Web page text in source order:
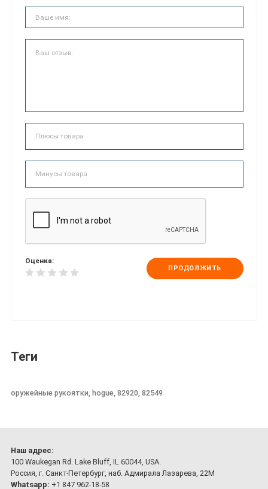
Оценка:
ПРОДОЛЖИТЬ
Теги
оружейные рукоятки, hogue, 82920, 82549
Наш адрес:
100 Waukegan Rd. Lake Bluff, IL 60044, USA.
Россия, г. Санкт-Петербург, наб. Адмирала Лазарева, 22М
Whatsapp: +1 847 962-18-58